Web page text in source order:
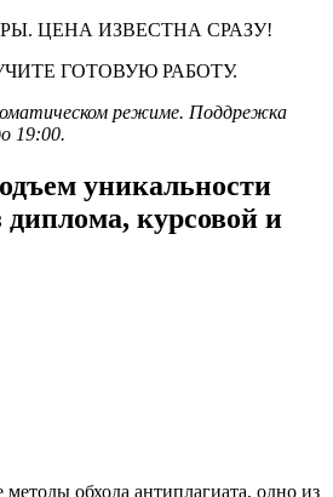
ЦЕНА ИЗВЕСТНА СРАЗУ!
ГОТОВУЮ РАБОТУ.
режиме. Поддрежка
19:00.
уникальности
диплома, курсовой и
обхода антиплагиата, одно из